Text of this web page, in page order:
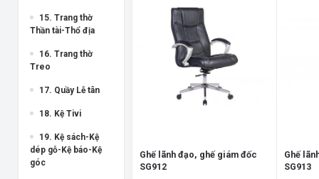
15. Trang thờ
Thần tài-Thổ địa
16. Trang thờ
Treo
17. Quầy Lễ tân
18. Kệ Tivi
19. Kệ sách-Kệ
dép gỗ-Kệ báo-Kệ
góc
Ghế lãnh đạo, ghế giám đốc
SG912
Ghế
SG913